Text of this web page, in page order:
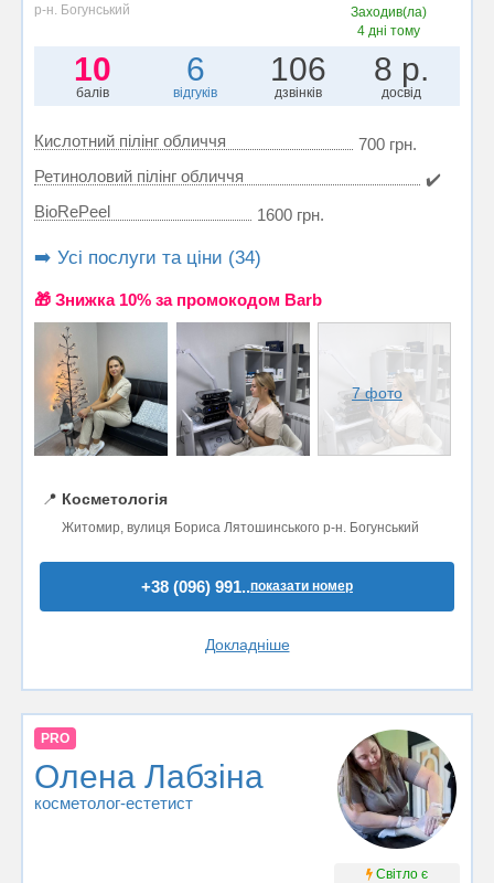
р-н. Богунський
Заходив(ла)
4 дні тому
10
балів
6
відгуків
106
дзвінків
8 р.
досвід
Кислотний пілінг обличчя
700 грн.
Ретиноловий пілінг обличчя
✔️
BioRePeel
1600 грн.
➡️ Усі послуги та ціни (34)
🎁 Знижка 10% за промокодом Barb
7 фото
📍 Косметологія
Житомир, вулиця Бориса Лятошинського р-н. Богунський
+38 (096) 991..показати номер
Докладніше
PRO
Олена Лабзіна
косметолог-естетист
Світло є